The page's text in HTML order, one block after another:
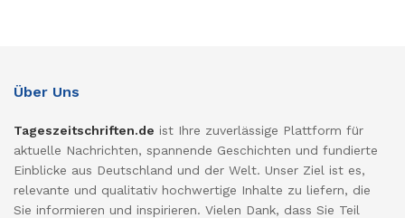
Über Uns
Tageszeitschriften.de ist Ihre zuverlässige Plattform für
aktuelle Nachrichten, spannende Geschichten und fundierte
Einblicke aus Deutschland und der Welt. Unser Ziel ist es,
relevante und qualitativ hochwertige Inhalte zu liefern, die
Sie informieren und inspirieren. Vielen Dank, dass Sie Teil